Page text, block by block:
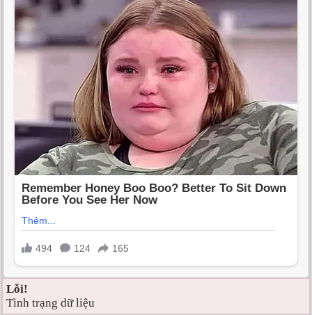
Lỗi!
Tình trạng dữ liệu